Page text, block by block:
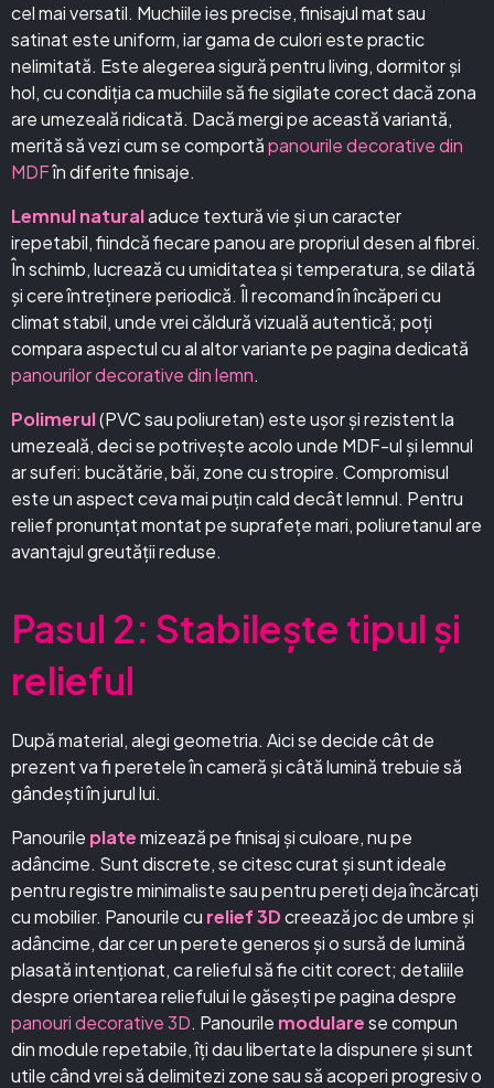
cel mai versatil. Muchiile ies precise, finisajul mat sau
satinat este uniform, iar gama de culori este practic
nelimitată. Este alegerea sigură pentru living, dormitor și
hol, cu condiția ca muchiile să fie sigilate corect dacă zona
are umezeală ridicată. Dacă mergi pe această variantă,
merită să vezi cum se comportăpanourile decorative din
MDFîn diferite finisaje.
Lemnul naturaladuce textură vie și un caracter
irepetabil, fiindcă fiecare panou are propriul desen al fibrei.
În schimb, lucrează cu umiditatea și temperatura, se dilată
și cere întreținere periodică. Îl recomand în încăperi cu
climat stabil, unde vrei căldură vizuală autentică; poți
compara aspectul cu al altor variante pe pagina dedicată
panourilor decorative din lemn.
Polimerul(PVC sau poliuretan) este ușor și rezistent la
umezeală, deci se potrivește acolo unde MDF-ul și lemnul
ar suferi: bucătărie, băi, zone cu stropire. Compromisul
este un aspect ceva mai puțin cald decât lemnul. Pentru
relief pronunțat montat pe suprafețe mari, poliuretanul are
avantajul greutății reduse.
Pasul 2: Stabilește tipul și
relieful
După material, alegi geometria. Aici se decide cât de
prezent va fi peretele în cameră și câtă lumină trebuie să
gândești în jurul lui.
Panourile platemizează pe finisaj și culoare, nu pe
adâncime. Sunt discrete, se citesc curat și sunt ideale
pentru registre minimaliste sau pentru pereți deja încărcați
cu mobilier. Panourile cu relief 3Dcreează joc de umbre și
adâncime, dar cer un perete generos și o sursă de lumină
plasată intenționat, ca relieful să fie citit corect; detaliile
despre orientarea reliefului le găsești pe pagina despre
panouri decorative 3D. Panourile modularese compun
din module repetabile, îți dau libertate la dispunere și sunt
utile când vrei să delimitezi zone sau să acoperi progresiv o